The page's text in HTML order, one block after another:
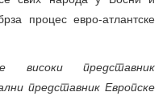
процес евро-атлантске
високи представник
представник Европске